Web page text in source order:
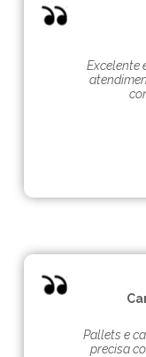
Excelente
Pallets e
precisa